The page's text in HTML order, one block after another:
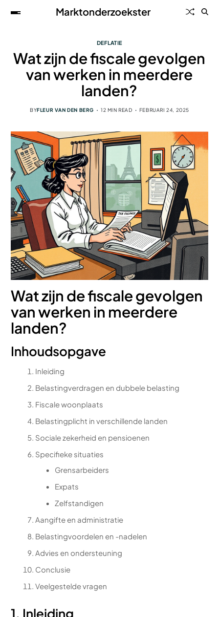
Marktonderzoekster
DEFLATIE
Wat zijn de fiscale gevolgen
van werken in meerdere
landen?
BYFLEUR VAN DEN BERG 12 MIN READ FEBRUARI 24, 2025
Wat zijn de fiscale gevolgen
van werken in meerdere
landen?
Inhoudsopgave
Inleiding
Belastingverdragen en dubbele belasting
Fiscale woonplaats
Belastingplicht in verschillende landen
Sociale zekerheid en pensioenen
Specifieke situaties
Grensarbeiders
Expats
Zelfstandigen
Aangifte en administratie
Belastingvoordelen en -nadelen
Advies en ondersteuning
Conclusie
Veelgestelde vragen
1. Inleiding